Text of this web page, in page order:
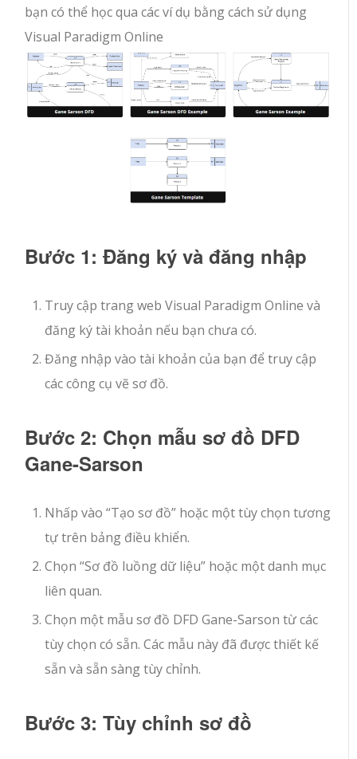
bạn có thể học qua các ví dụ bằng cách sử dụng
Visual Paradigm Online
Bước 1: Đăng ký và đăng nhập
Truy cập trang web Visual Paradigm Online và
đăng ký tài khoản nếu bạn chưa có.
Đăng nhập vào tài khoản của bạn để truy cập
các công cụ vẽ sơ đồ.
Bước 2: Chọn mẫu sơ đồ DFD
Gane-Sarson
Nhấp vào “Tạo sơ đồ” hoặc một tùy chọn tương
tự trên bảng điều khiển.
Chọn “Sơ đồ luồng dữ liệu” hoặc một danh mục
liên quan.
Chọn một mẫu sơ đồ DFD Gane-Sarson từ các
tùy chọn có sẵn. Các mẫu này đã được thiết kế
sẵn và sẵn sàng tùy chỉnh.
Bước 3: Tùy chỉnh sơ đồ